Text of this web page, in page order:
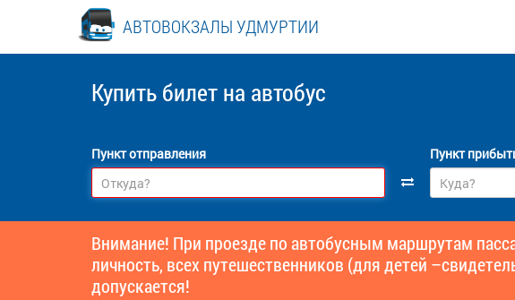
АВТОВОКЗАЛЫ УДМУРТИИ
Купить билет на автобус
Пункт отправления Пункт
Внимание! При проезде по автобусным маршрутам
личность, всех путешественников (для детей
допускается!